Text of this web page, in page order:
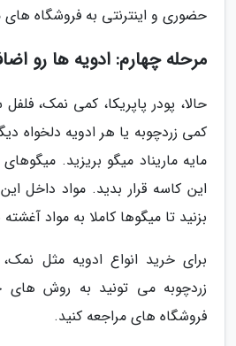
حضوری و اینترنتی به فروشگاه های
مرحله چهارم: ادویه ها رو
حالا، پودر پاپریکا، کمی نمک،
کمی زردچوبه یا هر ادویه دلخواه
مایه ماریناد میگو بریزید.
این کاسه قرار بدید. مواد داخل
بزنید تا میگوها کاملا به مواد
برای خرید انواع ادویه مثل نمک،
زردچوبه می تونید به روش های
فروشگاه های مراجعه کنید.